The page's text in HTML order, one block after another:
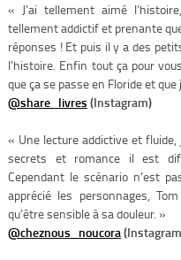
« J’ai tellement aimé
tellement addictif et prenante
réponses ! Et puis il y a des
l’histoire. Enfin tout ça pour
que ça se passe en Floride et
@share_livres (Instagram)
« Une lecture addictive et fluide,
secrets et romance il est
Cependant le scénario n’est
apprécié les personnages,
qu’être sensible à sa douleur. »
@cheznous_noucora